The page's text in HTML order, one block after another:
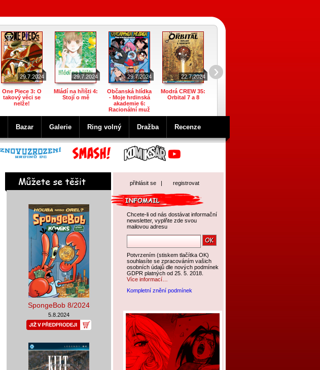
29.7.2024
One Piece 3: O
takový věci se
nelže!
29.7.2024
Mládí na hřišti 4:
Stojí o mě
29.7.2024
Občanská hlídka
- Moje hrdinská
akademie 6:
Racionální muž
22.7.2024
Modrá CREW 35:
Orbital 7 a 8
›
Bazar Galerie Ring volný Dražba Recenze
přihlásit se | registrovat
Chcete-li od nás dostávat informační
newsletter, vyplňte zde svou
mailovou adresu
Potvrzením (stiskem tlačítka OK)
souhlasíte se zpracováním vašich
osobních údajů dle nových podmínek
GDPR platných od 25. 5. 2018.
Více informací…
Kompletní znění podmínek
SpongeBob 8/2024
5.8.2024